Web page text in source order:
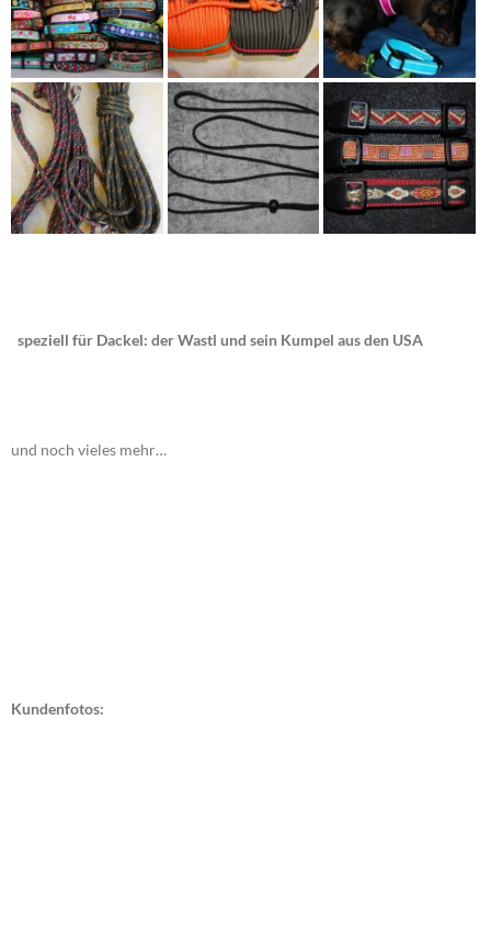
speziell für Dackel: der Wastl und sein Kumpel aus den USA
und noch vieles mehr…
Kundenfotos: